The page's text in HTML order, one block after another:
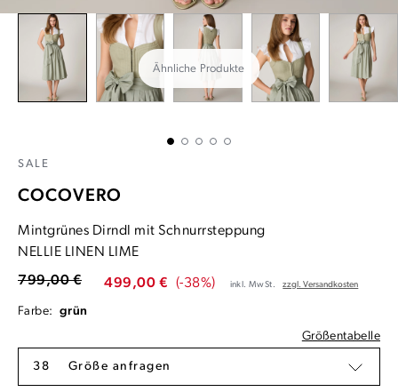
Ähnliche Produkte
SALE
COCOVERO
Mintgrünes Dirndl mit Schnurrsteppung
NELLIE LINEN LIME
499,00 € (-38%)
799,00 € inkl. MwSt. zzgl. Versandkosten
Farbe: grün
Größentabelle
38 Größe anfragen